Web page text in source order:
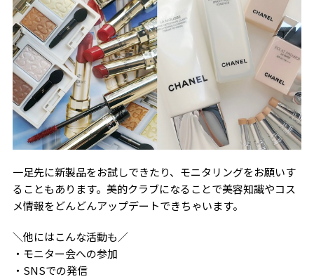
一足先に新製品をお試しできたり、モニタリングをお願いす
ることもあります。美的クラブになることで美容知識やコス
メ情報をどんどんアップデートできちゃいます。
＼他にはこんな活動も／
・モニター会への参加
・SNSでの発信